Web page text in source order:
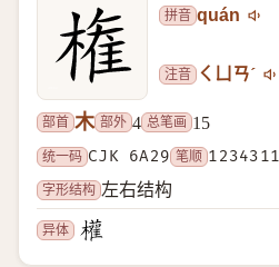
拼音 quán
注音 ㄑㄩㄢˊ
部首 木 部外 4 总笔画 15
统一码 CJK 6A29 笔顺
字形结构 左右结构
异体